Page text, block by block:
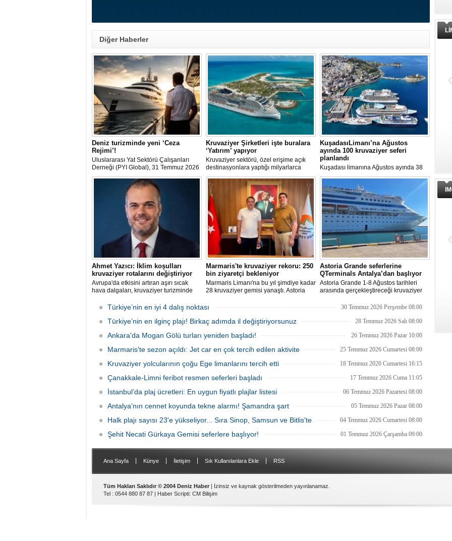
Diğer Haberler
Deniz turizminde yeni ‘Ceza
Rejimi’!
Uluslararası Yat Sektörü Çalışanları
Derneği (PYI Global), 31 Temmuz 2026
tarihinde yürürlüğe giren 7590 sayılı
Kanun’un deniz turizmine etkilerine
ilişkin bir değerlendirme yayımladı.
Kruvaziyer Şirketleri işte buralara
‘Yatırım’ yapıyor
Kruvaziyer sektörü, özel erişime açık
destinasyonlara yaptığı milyarlarca
dolarlık yatırımlarla tatil deneyimini gemi
dışına taşıyor. Özel adalar, beach
club'lar, su parkları ve lüks villalar artık
şirketlerin en stratejik gelir kaynakları
arasında yer alıyor.
KuşadasıLimanı’na Ağustos
ayında 100 kruvaziyer seferi
planlandı
Kuşadası limanına Ağustos ayında 38
farklı kruvaziyer gemisi 100 kez
uğrayacak. En yoğun günün 28 Ağustos
olduğu açıklandı.
Ahmet Yazıcı: İklim koşulları
kruvaziyer rotalarını değiştiriyor
Avrupa'da etkisini artıran aşırı sıcak
hava dalgaları, kruvaziyer turizminde
Norveç Fiyortları, İzlanda ve Kuzey
Avrupa rotalarına ilgi artarken, deneyim
odaklı seyahat anlayışı sektörün yeni
Marmaris'te kruvaziyer rekoru: 250
bin ziyaretçi bekleniyor
Marmaris Limanı'na bu yıl şimdiye kadar
28 kruvaziyer gemisi yanaştı. Astoria
sefer eklemesiyle birlikte sezon
hedefleniyor.
Astoria Grande seferlerine
QTerminals Antalya’dan başlıyor
Astoria Grande 1-8 Ağustos tarihleri
arasında gerçekleştireceği kruvaziyer
başlayacak. Şirket rotayı Rus denizcilik
kesiminde seyrüsefer güvenliğine ilişkin
Türkiye’nin en iyi 4 dalış noktası 30 Temmuz 2026 Perşembe 08:00
Türkiye’nin en ilginç plajı! Birkaç adımda il değiştiriyorsunuz 28 Temmuz 2026 Salı 08:00
Ankara'da Mogan Gölü turları yeniden başladı! 26 Temmuz 2026 Pazar 10:00
Marmaris'te sezon açıldı: Jet car en çok tercih edilen aktivite 25 Temmuz 2026 Cumartesi 08:00
Kruvaziyer yolcularının çoğu Ege limanlarını tercih etti 18 Temmuz 2026 Cumartesi 16:15
Çanakkale-Limni feribot resmen seferleri başladı 17 Temmuz 2026 Cuma 11:05
İstanbul’da plaj ücretleri: En uygun fiyatlı plajlar listesi 06 Temmuz 2026 Pazartesi 08:00
Antalya'nın cennet koyunda tekne alarmı! Şamandra şart 05 Temmuz 2026 Pazar 08:00
Halk plajı sayısı 23'e yükseliyor... Sıra Sinop, Samsun ve Bitlis'te 04 Temmuz 2026 Cumartesi 08:00
Şehit Necati Gürkaya Gemisi seferlere başlıyor! 01 Temmuz 2026 Çarşamba 09:00
Ana Sayfa Künye İletişim Sık Kullanılanlara Ekle RSS
Tüm Hakları Saklıdır © 2004 Deniz Haber | İzinsiz ve kaynak gösterilmeden yayınlanamaz.
Tel : 0544 880 87 87 | Haber Scripti: CM Bilişim